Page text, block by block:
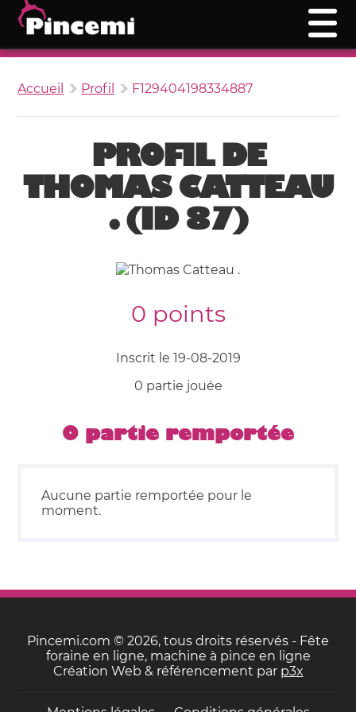
Accueil Profil F129404198334887
PROFIL DE
THOMAS CATTEAU
. (ID 87)
0 points
Inscrit le 19-08-2019
0 partie jouée
0 partie remportée
Aucune partie remportée pour le
moment.
Pincemi.com © 2026, tous droits réservés - Fête
foraine en ligne, machine à pince en ligne
Création Web & référencement par p3x